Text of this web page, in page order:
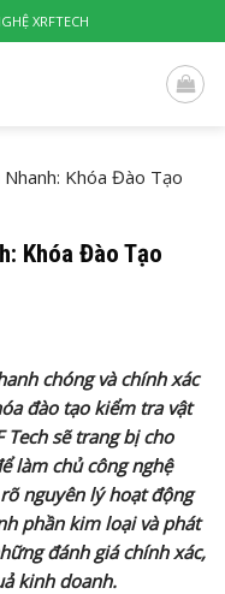
XRFTECH
Khóa Đào Tạo
Khóa Đào Tạo
chóng và chính xác
đào tạo kiểm tra vật
Tech sẽ trang bị cho
làm chủ công nghệ
nguyên lý hoạt động
phần kim loại và phát
đánh giá chính xác,
kinh doanh.